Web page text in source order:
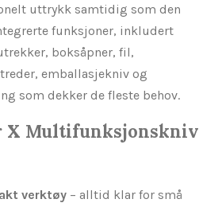
uttrykk samtidig som den
funksjoner, inkludert
boksåpner, fil,
emballasjekniv og
som dekker de fleste behov.
X Multifunksjonskniv
verktøy – alltid klar for små